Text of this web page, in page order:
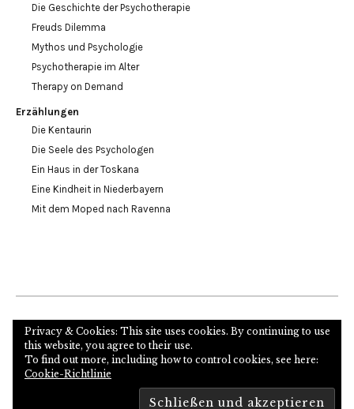
Die Geschichte der Psychotherapie
Freuds Dilemma
Mythos und Psychologie
Psychotherapie im Alter
Therapy on Demand
Erzählungen
Die Kentaurin
Die Seele des Psychologen
Ein Haus in der Toskana
Eine Kindheit in Niederbayern
Mit dem Moped nach Ravenna
Internetseite des Autors und Psychoanalytikers
Proudly powered byWordPress
Theme: Zuki vonElmastudio
Privacy & Cookies: This site uses cookies. By continuing to use
this website, you agree to their use.
To find out more, including how to control cookies, see here:
Cookie-Richtlinie